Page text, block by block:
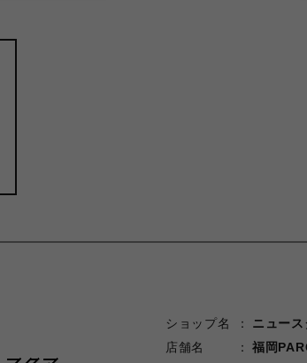
ショップ名
ニュース
店舗名
福岡